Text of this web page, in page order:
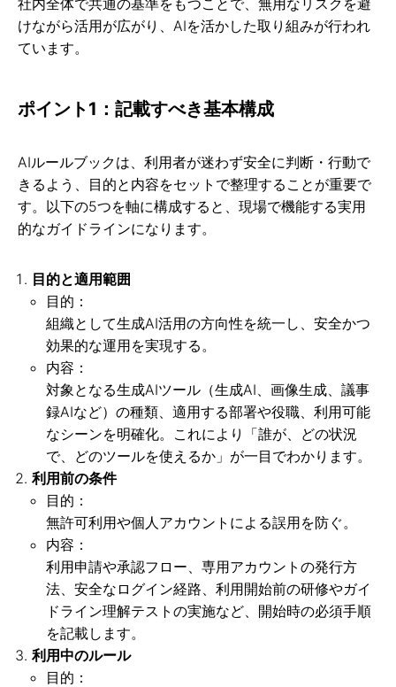
けながら活用が広がり、AIを活かした取り組みが行われ
ています。
ポイント1：記載すべき基本構成
AIルールブックは、利用者が迷わず安全に判断・行動で
きるよう、目的と内容をセットで整理することが重要で
す。以下の5つを軸に構成すると、現場で機能する実用
的なガイドラインになります。
目的と適用範囲
目的：
組織として生成AI活用の方向性を統一し、安全かつ
効果的な運用を実現する。
内容：
対象となる生成AIツール（生成AI、画像生成、議事
録AIなど）の種類、適用する部署や役職、利用可能
なシーンを明確化。これにより「誰が、どの状況
で、どのツールを使えるか」が一目でわかります。
利用前の条件
目的：
無許可利用や個人アカウントによる誤用を防ぐ。
内容：
利用申請や承認フロー、専用アカウントの発行方
法、安全なログイン経路、利用開始前の研修やガイ
ドライン理解テストの実施など、開始時の必須手順
を記載します。
利用中のルール
目的：